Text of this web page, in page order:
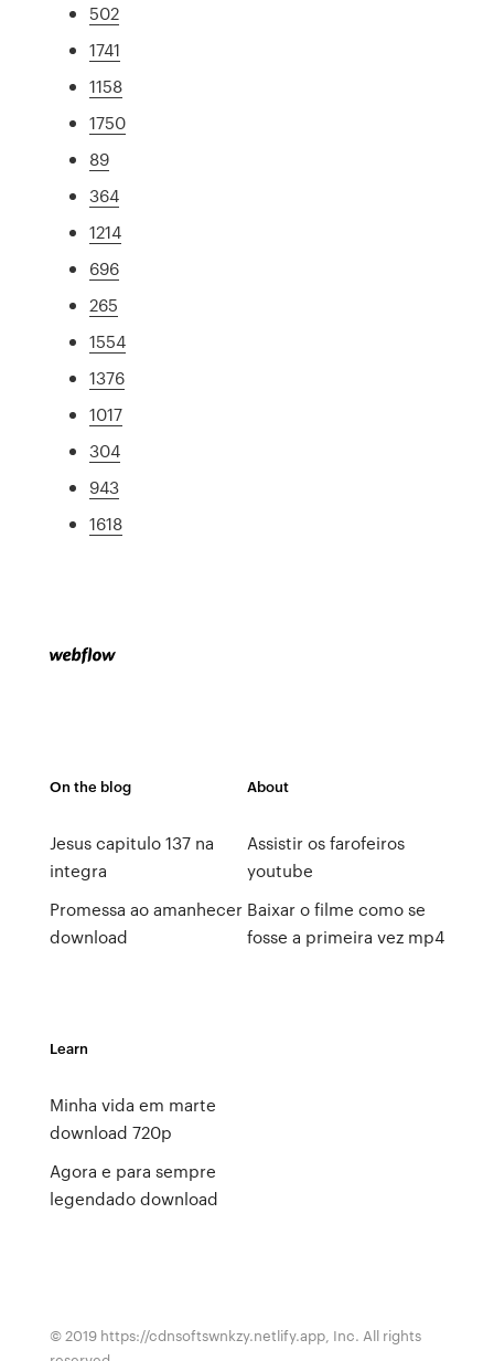
502
1741
1158
1750
89
364
1214
696
265
1554
1376
1017
304
943
1618
On the blog
Jesus capitulo 137 na
integra
Promessa ao amanhecer
download
About
Assistir os farofeiros
youtube
Baixar o filme como se
fosse a primeira vez mp4
Learn
Minha vida em marte
download 720p
Agora e para sempre
legendado download
© 2019 https://cdnsoftswnkzy.netlify.app, Inc. All rights